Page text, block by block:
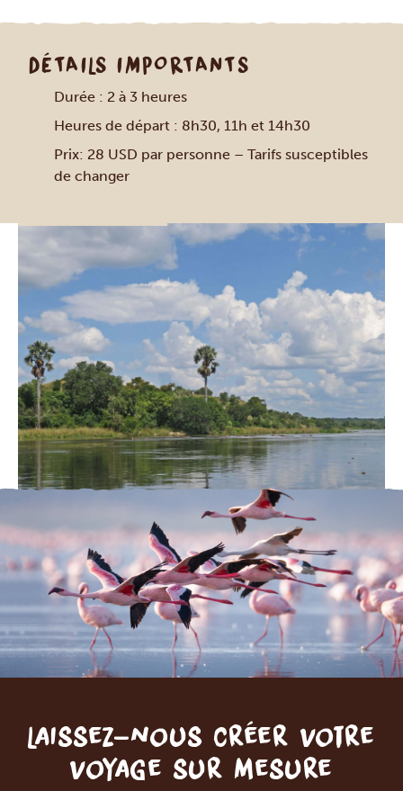
DÉTAILS IMPORTANTS
Durée : 2 à 3 heures
Heures de départ : 8h30, 11h et 14h30
Prix: 28 USD par personne – Tarifs susceptibles
de changer
Laissez-nous créer votre
voyage sur mesure